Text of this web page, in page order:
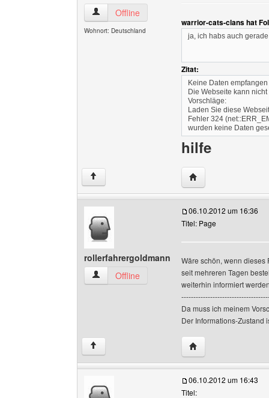
warrior-cats-clans Benutzer-Profile anzeigen
Offline
Wohnort: Deutschland
warrior-cats-clans hat
ja, ich habs auch
Zitat:
Keine Daten empfangen
Die Webseite kann
Vorschläge:
Laden Sie diese
Fehler 324
wurden keine Daten
hilfe
↑ Website dieses
rollerfahrergoldmann
rollerfahrergoldmann Benutzer-Profile
Offline
06.10.2012 um 16:36
Titel: Page
Wäre schön, wenn
seit mehreren Tagen
weiterhin informiert
Da muss ich meinem
Der Informations-Zustand
↑ Website dieses
06.10.2012 um 16:43
Titel: